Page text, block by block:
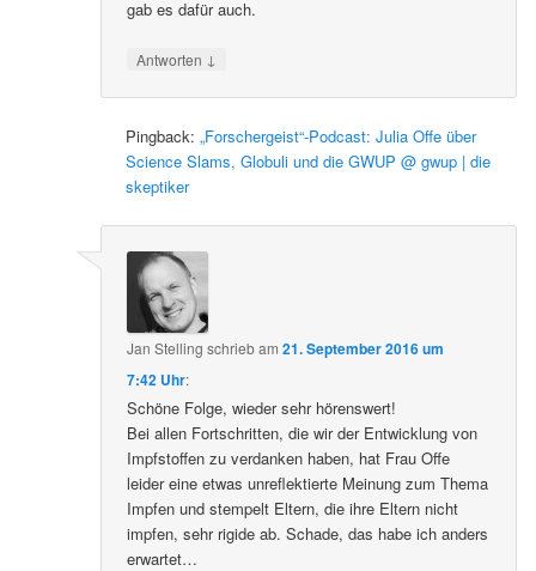
gab es dafür auch.
Antworten ↓
Pingback:„Forschergeist“-Podcast: Julia Offe über
Science Slams, Globuli und die GWUP @ gwup | die
skeptiker
Jan Stelling schriebam21. September 2016 um
7:42 Uhr:
Schöne Folge, wieder sehr hörenswert!
Bei allen Fortschritten, die wir der Entwicklung von
Impfstoffen zu verdanken haben, hat Frau Offe
leider eine etwas unreflektierte Meinung zum Thema
Impfen und stempelt Eltern, die ihre Eltern nicht
impfen, sehr rigide ab. Schade, das habe ich anders
erwartet…